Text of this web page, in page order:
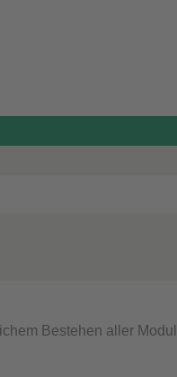
Bestehen aller